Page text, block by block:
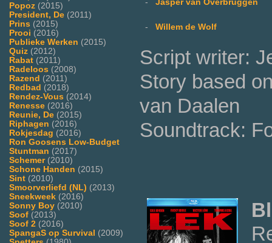
Popoz (2015)
President, De (2011)
Prins (2015)
Prooi (2016)
Publieke Werken (2015)
Quiz (2012)
Rabat (2011)
Radeloos (2008)
Razend (2011)
Redbad (2018)
Rendez-Vous (2014)
Renesse (2016)
Reunie, De (2015)
Riphagen (2016)
Rokjesdag (2016)
Ron Goosens Low-Budget
Stuntman (2017)
Schemer(2010)
Schone Handen (2015)
Sint (2010)
Smoorverliefd (NL) (2013)
Sneekweek (2016)
Sonny Boy (2010)
Soof (2013)
Soof 2 (2016)
SpangaS op Survival (2009)
- Jasper van Overbruggen
- Willem de Wolf
Script writer:
Story based
van Daalen
Soundtrack: